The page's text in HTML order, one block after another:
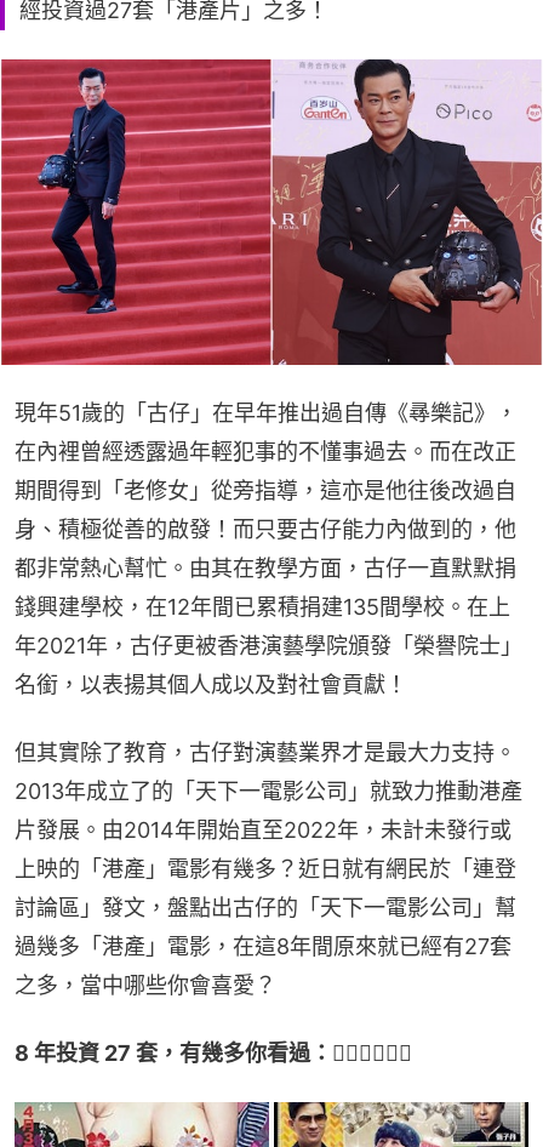
經投資過27套「港產片」之多！
現年51歲的「古仔」在早年推出過自傳《㝷樂記》，
在內裡曾經透露過年輕犯事的不懂事過去。而在改正
期間得到「老修女」從旁指導，這亦是他往後改過自
身、積極從善的啟發！而只要古仔能力內做到的，他
都非常熱心幫忙。由其在教學方面，古仔一直默默捐
錢興建學校，在12年間已累積捐建135間學校。在上
年2021年，古仔更被香港演藝學院頒發「榮譽院士」
名銜，以表揚其個人成以及對社會貢獻！
但其實除了教育，古仔對演藝業界才是最大力支持。
2013年成立了的「天下一電影公司」就致力推動港產
片發展。由2014年開始直至2022年，未計未發行或
上映的「港產」電影有幾多？近日就有網民於「連登
討論區」發文，盤點出古仔的「天下一電影公司」幫
過幾多「港產」電影，在這8年間原來就已經有27套
之多，當中哪些你會喜愛？
8 年投資 27 套，有幾多你看過：👇🏻👇🏻👇🏻